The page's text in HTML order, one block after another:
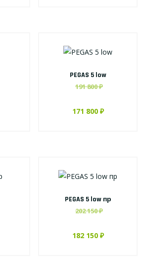
PEGAS 5 low
191 800 ₽
171 800 ₽
PEGAS 5 low пр
202 150 ₽
182 150 ₽